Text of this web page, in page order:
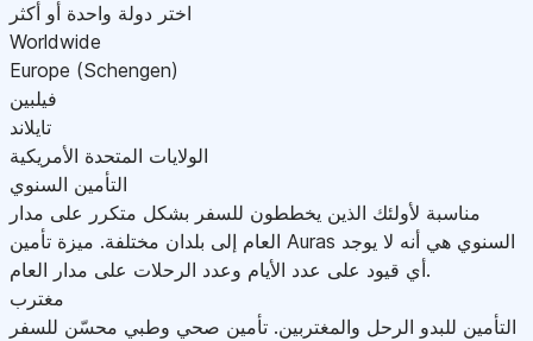
اختر دولة واحدة أو أكثر
Worldwide
Europe (Schengen)
فيلبين
تايلاند
الولايات المتحدة الأمريكية
التأمين السنوي
مناسبة لأولئك الذين يخططون للسفر بشكل متكرر على مدار
العام إلى بلدان مختلفة. ميزة تأمين Auras السنوي هي أنه لا يوجد
أي قيود على عدد الأيام وعدد الرحلات على مدار العام.
مغترب
التأمين للبدو الرحل والمغتربين. تأمين صحي وطبي محسّن للسفر